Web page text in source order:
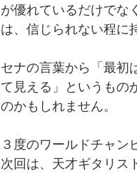
が優れているだけでな
は、信じられない程に
セナの言葉から「最初
て見える」というもの
のかもしれません。
３度のワールドチャン
次回は、天才ギタリス